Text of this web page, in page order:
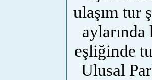
ulaşım tur
eşliğinde
Ulusal